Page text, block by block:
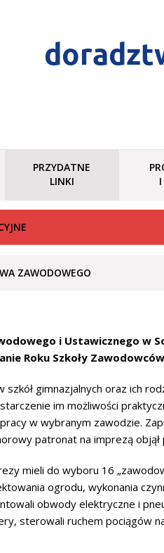
PRZYDATNE
LINKI
ZAWODOWEGO
i Ustawicznego w
Roku Szkoły
szkół gimnazjalnych oraz ich
im możliwości
w wybranym zawodzie.
patronat na imprezą
mieli do wyboru 16
ogrodu, wykonania
obwody elektryczne i
sterowali ruchem pociągów